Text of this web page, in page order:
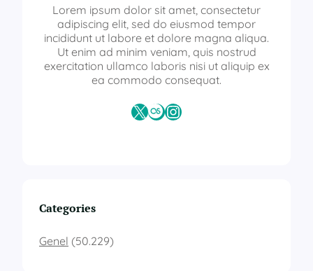
Lorem ipsum dolor sit amet, consectetur
adipiscing elit, sed do eiusmod tempor
incididunt ut labore et dolore magna aliqua.
Ut enim ad minim veniam, quis nostrud
exercitation ullamco laboris nisi ut aliquip ex
ea commodo consequat.
X Last.fmInstagram
Categories
Genel (50.229)